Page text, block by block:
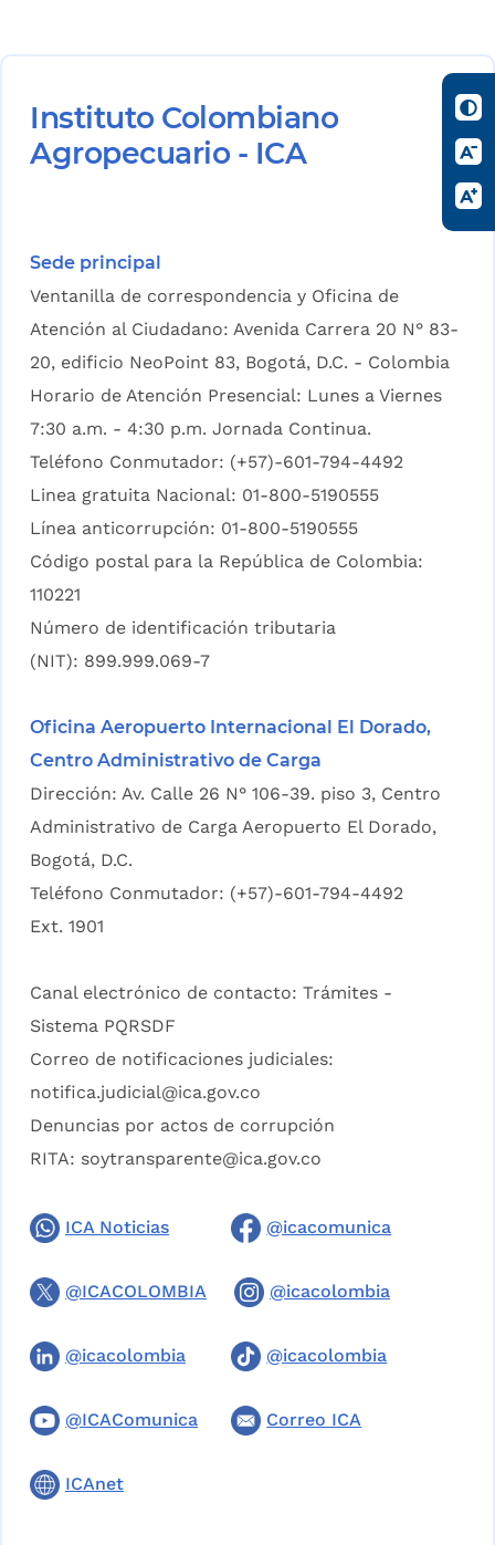
Instituto Colombiano
Agropecuario - ICA
Sede principal
Ventanilla de correspondencia y Oficina de
Atención al Ciudadano: Avenida Carrera 20 N° 83-
20, edificio NeoPoint 83, Bogotá, D.C. - Colombia
Horario de Atención Presencial: Lunes a Viernes
7:30 a.m. - 4:30 p.m. Jornada Continua.
Teléfono Conmutador: (+57)-601-794-4492
Linea gratuita Nacional: 01-800-5190555
Línea anticorrupción: 01-800-5190555
Código postal para la República de Colombia:
110221
Número de identificación tributaria
(NIT): 899.999.069-7
Oficina Aeropuerto Internacional El Dorado,
Centro Administrativo de Carga
Dirección: Av. Calle 26 N° 106-39. piso 3, Centro
Administrativo de Carga Aeropuerto El Dorado,
Bogotá, D.C.
Teléfono Conmutador: (+57)-601-794-4492
Ext. 1901
Canal electrónico de contacto: Trámites -
Sistema PQRSDF
Correo de notificaciones judiciales:
notifica.judicial@ica.gov.co
Denuncias por actos de corrupción
RITA: soytransparente@ica.gov.co
ICA Noticias @icacomunica
@ICACOLOMBIA @icacolombia
@icacolombia @icacolombia
@ICAComunica Correo ICA
ICAnet